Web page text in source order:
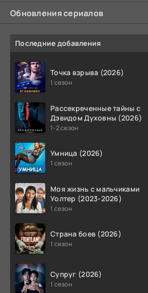
Обновления сериалов
Последние добавления
Точка взрыва (2026)
1 сезон
Рассекреченные тайны с
Дэвидом Духовны (2026)
1-2 сезон
Умница (2026)
1 сезон
Моя жизнь с мальчиками
Уолтер (2023-2026)
1 сезон
Страна боев (2026)
1 сезон
Супруг (2026)
1 сезон